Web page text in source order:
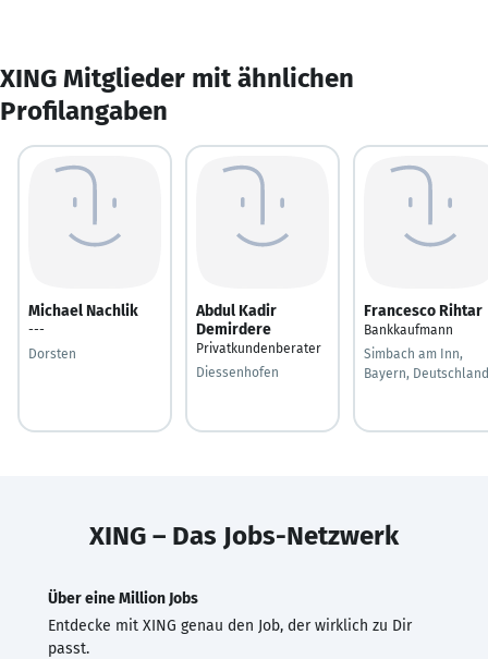
XING Mitglieder mit ähnlichen
Profilangaben
Michael Nachlik
---
Dorsten
Abdul Kadir
Demirdere
Privatkundenberater
Diessenhofen
Francesco Rihtar
Bankkaufmann
Simbach am Inn,
Bayern, Deutschland
XING – Das Jobs-Netzwerk
Über eine Million Jobs
Entdecke mit XING genau den Job, der wirklich zu Dir
passt.